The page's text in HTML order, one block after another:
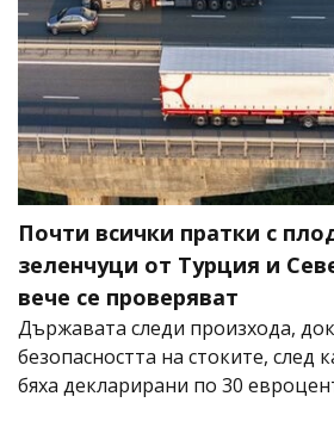
Почти всички пратки с
зеленчуци от Турция и
вече се проверяват
Държавата следи произхода,
безопасността на стоките, след
бяха декларирани по 30